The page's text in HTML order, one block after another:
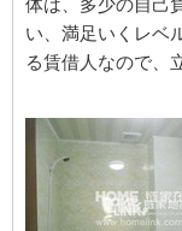
体は、多少の自己
い、満足いくレベ
る賃借人なので、